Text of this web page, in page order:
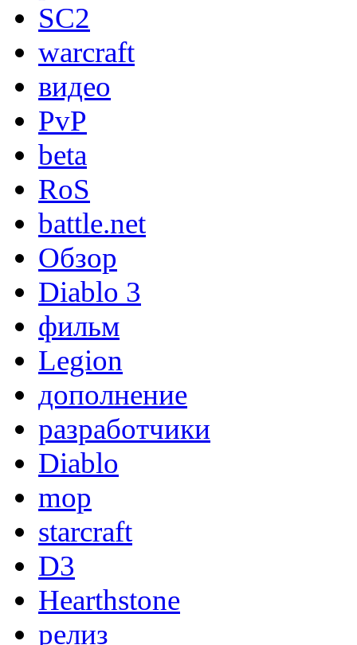
SC2
warcraft
видео
PvP
beta
RoS
battle.net
Обзор
Diablo 3
фильм
Legion
дополнение
разработчики
Diablo
mop
starcraft
D3
Hearthstone
релиз